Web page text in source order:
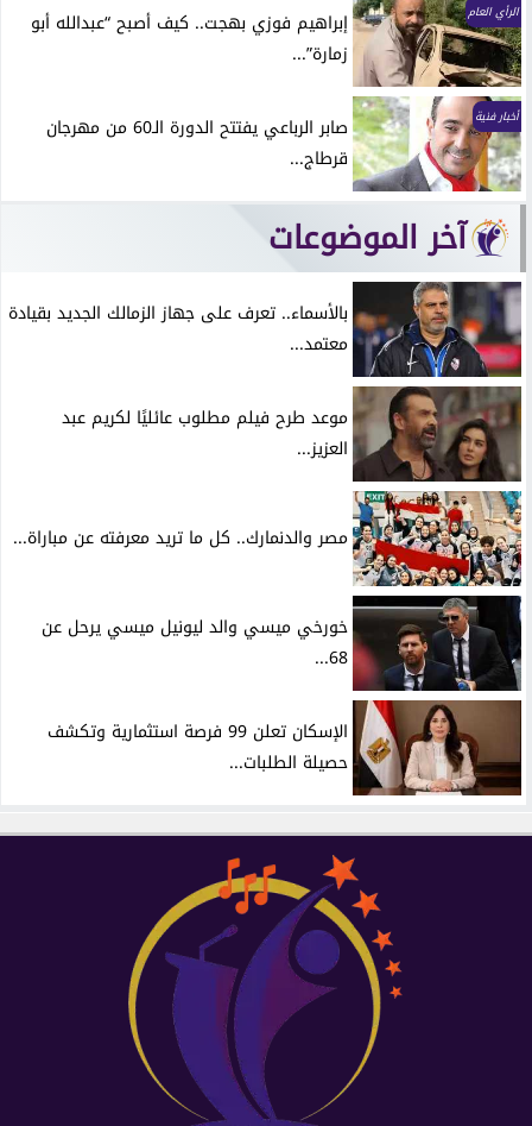
الرأي العام
إبراهيم فوزي بهجت.. كيف أصبح “عبدالله أبو
زمارة”...
أخبار فنية
صابر الرباعي يفتتح الدورة الـ60 من مهرجان
قرطاج...
آخر الموضوعات
بالأسماء.. تعرف على جهاز الزمالك الجديد بقيادة
معتمد...
موعد طرح فيلم مطلوب عائليًا لكريم عبد
العزيز...
مصر والدنمارك.. كل ما تريد معرفته عن مباراة...
خورخي ميسي والد ليونيل ميسي يرحل عن
68...
الإسكان تعلن 99 فرصة استثمارية وتكشف
حصيلة الطلبات...